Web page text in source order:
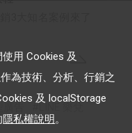
告
LINE 樂兌
用 Cookies 及
為技術、分析、行銷之
及 localStorage
隱私權說明。